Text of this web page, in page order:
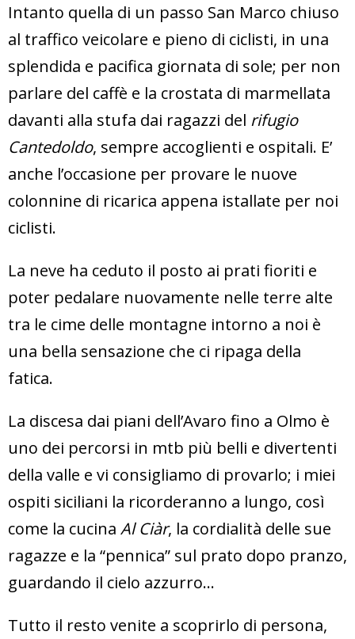
Intanto quella di un passo San Marco chiuso
al traffico veicolare e pieno di ciclisti, in una
splendida e pacifica giornata di sole; per non
parlare del caffè e la crostata di marmellata
davanti alla stufa dai ragazzi del rifugio
Cantedoldo, sempre accoglienti e ospitali. E’
anche l’occasione per provare le nuove
colonnine di ricarica appena istallate per noi
ciclisti.
La neve ha ceduto il posto ai prati fioriti e
poter pedalare nuovamente nelle terre alte
tra le cime delle montagne intorno a noi è
una bella sensazione che ci ripaga della
fatica.
La discesa dai piani dell’Avaro fino a Olmo è
uno dei percorsi in mtb più belli e divertenti
della valle e vi consigliamo di provarlo; i miei
ospiti siciliani la ricorderanno a lungo, così
come la cucina Al Ciàr, la cordialità delle sue
ragazze e la “pennica” sul prato dopo pranzo,
guardando il cielo azzurro…
Tutto il resto venite a scoprirlo di persona,